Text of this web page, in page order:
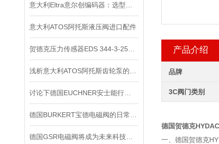
意大利ATOS阿托斯液压阀进口配件
产品介绍
品牌
3C阀门类别
德国贺德克
一、德国贺德克